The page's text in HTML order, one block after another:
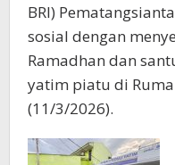
BRI)
sosial dengan
Ramadhan dan
yatim piatu di
(11/3/2026).